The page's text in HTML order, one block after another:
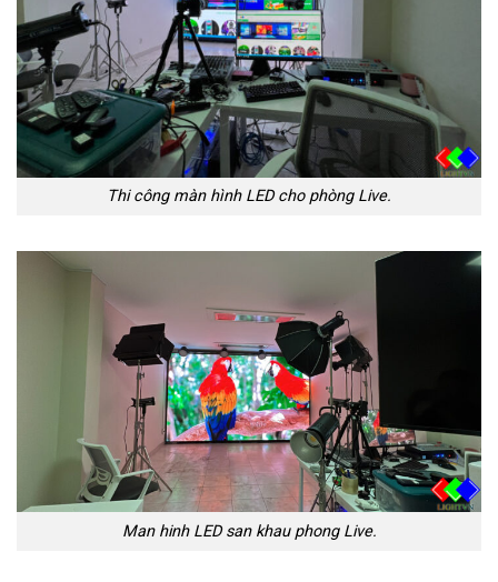
Thi công màn hình LED cho phòng Live.
Man hinh LED san khau phong Live.